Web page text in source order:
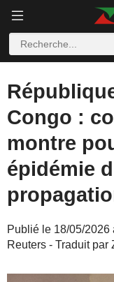
Congo :
montre
épidémie
Publié le 18/05/2026
Reuters - Traduit par